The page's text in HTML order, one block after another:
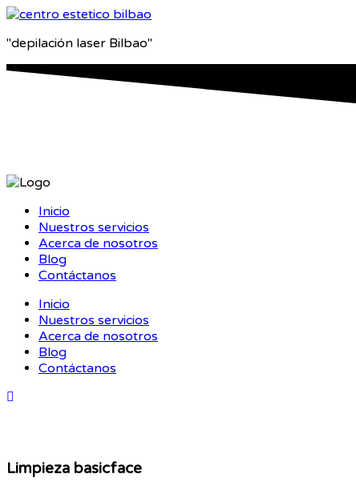
"depilación laser Bilbao"
Inicio
Nuestros servicios
Acerca de nosotros
Blog
Contáctanos
Inicio
Nuestros servicios
Acerca de nosotros
Blog
Contáctanos
Limpieza basicface